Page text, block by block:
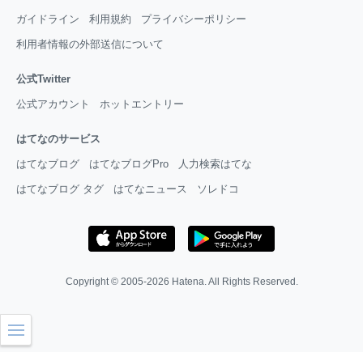
ガイドライン 利用規約 プライバシーポリシー
利用者情報の外部送信について
公式Twitter
公式アカウント ホットエントリー
はてなのサービス
はてなブログ はてなブログPro 人力検索はてな
はてなブログ タグ はてなニュース ソレドコ
Copyright © 2005-2026 Hatena. All Rights Reserved.